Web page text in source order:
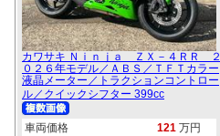
カワサキ Ｎｉｎｊａ ＺＸ－４ＲＲ ２
０２６年モデル／ＡＢＳ／ＴＦＴカラー
液晶メーター／トラクションコントロー
ル／クイックシフター 399cc
車両価格 121 万円